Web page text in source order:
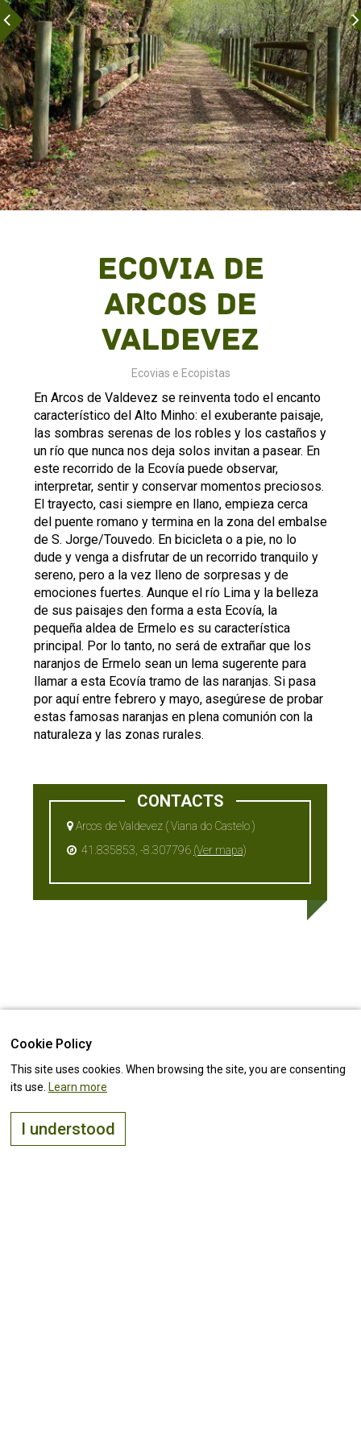
Ecovia de
Arcos de
Valdevez
Ecovias e Ecopistas
En Arcos de Valdevez se reinventa todo el encanto
característico del Alto Minho: el exuberante paisaje,
las sombras serenas de los robles y los castaños y
un río que nunca nos deja solos invitan a pasear. En
este recorrido de la Ecovía puede observar,
interpretar, sentir y conservar momentos preciosos.
El trayecto, casi siempre en llano, empieza cerca
del puente romano y termina en la zona del embalse
de S. Jorge/Touvedo. En bicicleta o a pie, no lo
dude y venga a disfrutar de un recorrido tranquilo y
sereno, pero a la vez lleno de sorpresas y de
emociones fuertes. Aunque el río Lima y la belleza
de sus paisajes den forma a esta Ecovía, la
pequeña aldea de Ermelo es su característica
principal. Por lo tanto, no será de extrañar que los
naranjos de Ermelo sean un lema sugerente para
llamar a esta Ecovía tramo de las naranjas. Si pasa
por aquí entre febrero y mayo, asegúrese de probar
estas famosas naranjas en plena comunión con la
naturaleza y las zonas rurales.
CONTACTS
Arcos de Valdevez ( Viana do Castelo )
41.835853, -8.307796 (Ver mapa)
Cookie Policy
This site uses cookies. When browsing the site, you are consenting
its use. Learn more
I understood